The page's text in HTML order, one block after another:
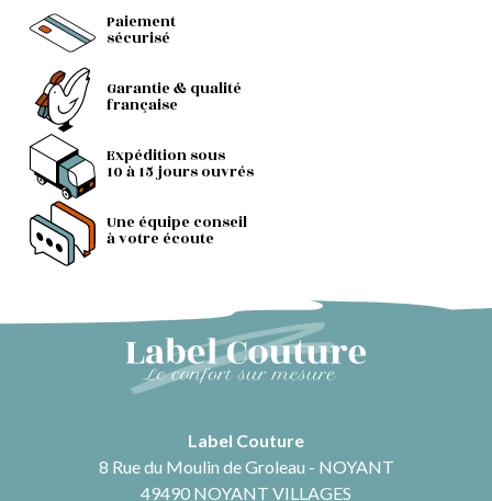
Paiement
sécurisé
Garantie & qualité
française
Expédition sous
10 à 15 jours ouvrés
Une équipe conseil
à votre écoute
Label Couture
8 Rue du Moulin de Groleau - NOYANT
49490 NOYANT VILLAGES